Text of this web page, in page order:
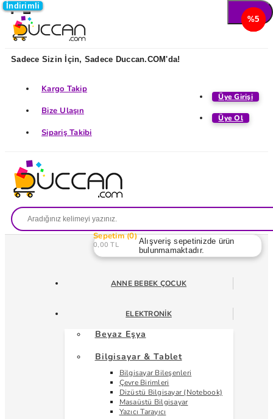
Sadece Sizin İçin, Sadece Duccan.COM'da!
Üye Girişi
Üye Ol
Kargo Takip
Bize Ulaşın
Sipariş Takibi
Sepetim 0
0,00 TL
Alışveriş sepetinizde ürün
bulunmamaktadır.
ANNE BEBEK ÇOCUK
ELEKTRONIK
Beyaz Eşya
Bilgisayar & Tablet
Bilgisayar Bileşenleri
Çevre Birimleri
Dizüstü Bilgisayar (Notebook)
Masaüstü Bilgisayar
Yazıcı Tarayıcı
%5
İndirimli
%5
İndirimli
%5
İndirimli
%5
İndirimli